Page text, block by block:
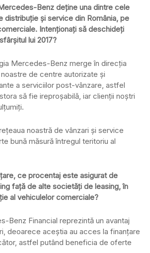
Benz deține una dintre cele
distribuție și service din România, pe
Intenționați să deschideți
lui 2017?
Mercedes-Benz merge în direcția
de centre autorizate și
a serviciilor post-vânzare, astfel
să fie ireproșabilă, iar clienții noștri
noastră de vânzari și service
bună măsură întregul teritoriu al
ce procentaj este asigurat de
față de alte societăți de leasing, în
al vehiculelor comerciale?
Benz Financial reprezintă un avantaj
deoarece aceștia au acces la finanțare
astfel putând beneficia de oferte